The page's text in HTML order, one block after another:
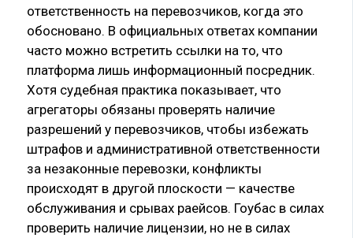
ответственность на перевозчиков, когда это
обосновано. В официальных ответах компании
часто можно встретить ссылки на то, что
платформа лишь информационный посредник.
Хотя судебная практика показывает, что
агрегаторы обязаны проверять наличие
разрешений у перевозчиков, чтобы избежать
штрафов и административной ответственности
за незаконные перевозки, конфликты
происходят в другой плоскости — качестве
обслуживания и срывах раейсов. Гоубас в силах
проверить наличие лицензии, но не в силах